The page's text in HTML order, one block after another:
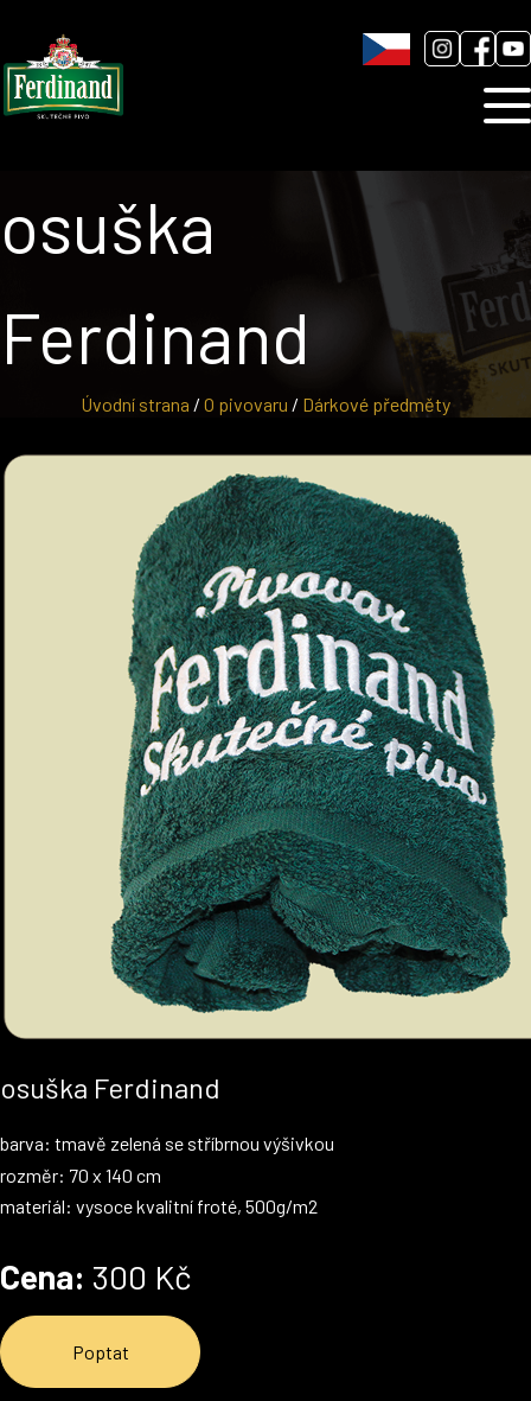
Blog
Úvodní strana / O pivovaru / Dárkové předměty
osuška
Ferdinand
osuška Ferdinand
barva: tmavě zelená se stříbrnou výšivkou
rozměr: 70 x 140 cm
materiál: vysoce kvalitní froté, 500g/m2
Cena: 300 Kč
Poptat